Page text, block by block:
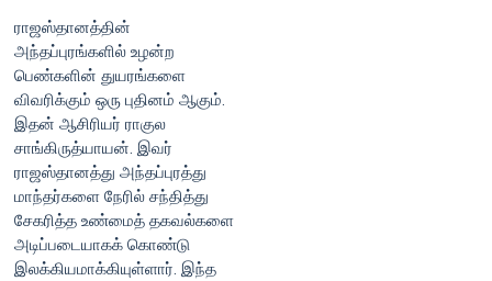
ராஜஸ்தானத்தின்
அந்தப்புரங்களில் உழன்ற
பெண்களின் துயரங்களை
விவரிக்கும் ஒரு புதினம் ஆகும்.
இதன் ஆசிரியர் ராகுல
சாங்கிருத்யாயன். இவர்
ராஜஸ்தானத்து அந்தப்புரத்து
மாந்தர்களை நேரில் சந்தித்து
சேகரித்த உண்மைத் தகவல்களை
அடிப்படையாகக் கொண்டு
இலக்கியமாக்கியுள்ளார். இந்த